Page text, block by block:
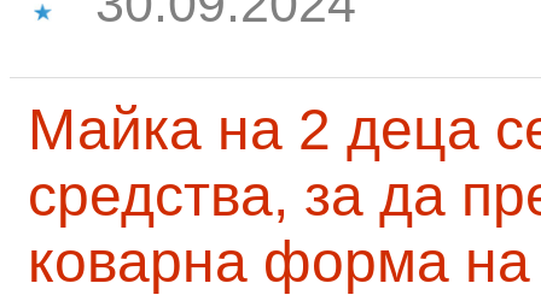
Майка на 2 деца
средства, за да
коварна форма на